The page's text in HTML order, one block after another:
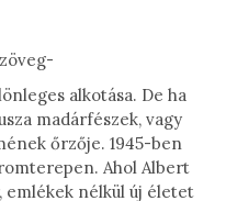
alkotása. De ha
madárfészek, vagy
őrzője. 1945-ben
Ahol Albert
emlékek nélkül új életet